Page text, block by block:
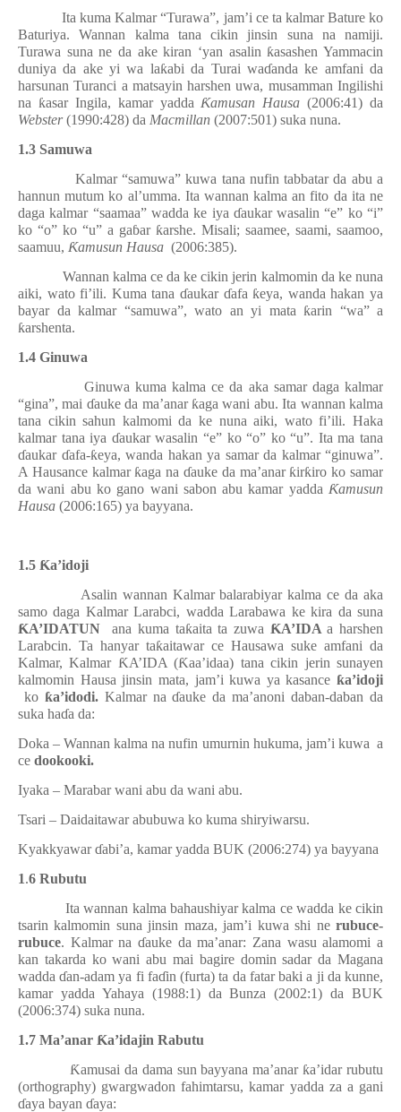
Ita kuma Kalmar “Turawa”, jam’i ce ta kalmar Bature ko
Baturiya. Wannan kalma tana cikin jinsin suna na namiji.
Turawa suna ne da ake kiran ‘yan asalin ƙasashen Yammacin
duniya da ake yi wa laƙabi da Turai waɗanda ke amfani da
harsunan Turanci a matsayin harshen uwa, musamman Ingilishi
na ƙasar Ingila, kamar yadda Ƙamusan Hausa (2006:41) da
Webster(1990:428) da Macmillan (2007:501) suka nuna.
1.3 Samuwa
Kalmar “samuwa” kuwa tana nufin tabbatar da abu a
hannun mutum ko al’umma. Ita wannan kalma an fito da ita ne
daga kalmar “saamaa” wadda ke iya ɗaukar wasalin “e” ko “i”
ko “o” ko “u” a gaɓar ƙarshe. Misali; saamee, saami, saamoo,
saamuu, Ƙamusun Hausa (2006:385).
Wannan kalma ce da ke cikin jerin kalmomin da ke nuna
aiki, wato fi’ili. Kuma tana ɗaukar ɗafa ƙeya, wanda hakan ya
bayar da kalmar “samuwa”, wato an yi mata ƙarin “wa” a
ƙarshenta.
1.4 Ginuwa
Ginuwa kuma kalma ce da aka samar daga kalmar
“gina”, mai ɗauke da ma’anarƙaga wani abu. Ita wannan kalma
tana cikin sahun kalmomi da ke nuna aiki, wato fi’ili. Haka
kalmar tana iya ɗaukar wasalin “e” ko “o” ko “u”. Ita ma tana
ɗaukar ɗafa-ƙeya, wanda hakan ya samar da kalmar “ginuwa”.
A Hausance kalmar ƙaga naɗauke da ma’anar ƙirƙiro ko samar
da wani abu ko gano wani sabon abu kamar yadda Ƙamusun
Hausa (2006:165) ya bayyana.
1.5 Ƙa’idoji
Asalin wannan Kalmar balarabiyar kalma ce da aka
samo daga Kalmar Larabci, wadda Larabawa ke kira da suna
ƘA’IDATUN ana kuma taƙaita ta zuwa ƘA’IDAa harshen
Larabcin. Ta hanyar taƙaitawar ce Hausawa suke amfani da
Kalmar, Kalmar ƘA’IDA (Ƙaa’idaa) tana cikin jerin sunayen
kalmomin Hausa jinsin mata, jam’i kuwa ya kasance ƙa’idoji
ko ƙa’idodi. Kalmar naɗauke da ma’anoni daban-daban da
suka haɗa da:
Doka – Wannan kalma na nufin umurnin hukuma, jam’i kuwa a
ce dookooki.
Iyaka – Marabar wani abu da wani abu.
Tsari – Daidaitawar abubuwa ko kuma shiryiwarsu.
Kyakkyawarɗabi’a, kamar yadda BUK (2006:274) ya bayyana
1.6 Rubutu
Ita wannan kalma bahaushiyar kalma ce wadda ke cikin
tsarin kalmomin suna jinsin maza, jam’i kuwa shi ne rubuce-
rubuce. Kalmar na ɗauke da ma’anar: Zana wasu alamomi a
kan takarda ko wani abu mai bagire domin sadar da Magana
waddaɗan-adam ya fi faɗin (furta) ta da fatar baki a ji da kunne,
kamar yadda Yahaya (1988:1) da Bunza (2002:1) da BUK
(2006:374) suka nuna.
1.7 Ma’anar Ƙa’idajin Rabutu
Ƙamusai da dama sun bayyana ma’anar ƙa’idar rubutu
(orthography) gwargwadon fahimtarsu, kamar yadda za a gani
ɗaya bayan ɗaya: